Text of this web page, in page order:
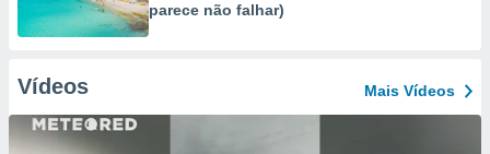
parece não falhar)
Vídeos Mais Vídeos